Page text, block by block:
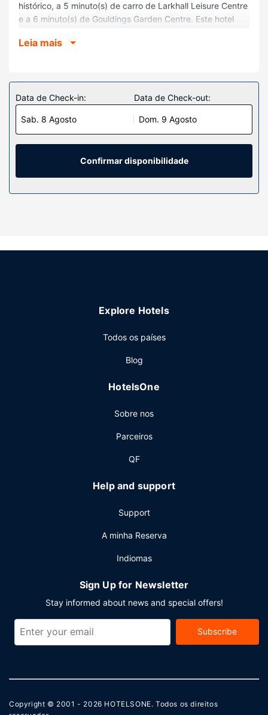
histórico, a 5 minuto(s) de carro de Larkhall Leisure Centre
e a 6 minuto(s) de Gouldings Garden Centre. Este hotel
de Chatelherault Country Park.
Sinta-se em casa num dos 10 quartos com um televisor de
ecrã plano. Mantenha-se em contacto graças à internet
sem fios. As casas de banho privativas dispõem de um
polibã, artigos de higiene grátis e secadores de cabelo. As
comodidades incluem ainda secretárias e cafeteiras/bules.
A limpeza dos quartos é efetuada diária.
Serviço do hotel
partido das várias comodidades e serviços ao seu dispor,
estacionamento grátis no local.
Leia mais
Data de Check-in:
Sab. 8 Agosto
Data de Check-out:
Dom. 9 Agosto
Confirmar disponibilidade
Explore Hotels
Todos os países
Blog
HotelsOne
Sobre nos
Parceiros
QF
Help and support
Support
A minha Reserva
Indiomas
Sign Up for Newsletter
Stay informed about news and special offers!
Subscribe
Copyright © 2001 - 2026 HOTELSONE. Todos os direitos